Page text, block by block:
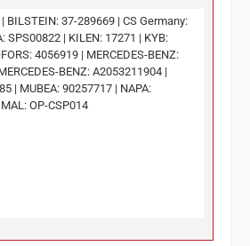
| BILSTEIN: 37-289669 | CS Germany:
SPS00822 | KILEN: 17271 | KYB:
4056919 | MERCEDES-BENZ:
BENZ: A2053211904 |
| MUBEA: 90257717 | NAPA:
OP-CSP014